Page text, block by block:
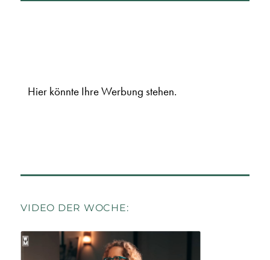
Hier könnte Ihre Werbung stehen.
VIDEO DER WOCHE: